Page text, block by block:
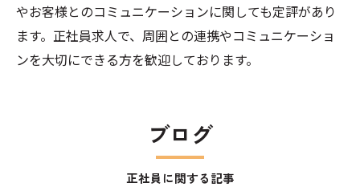
やお客様とのコミュニケーションに関しても定評があり
ます。正社員求人で、周囲との連携やコミュニケーショ
ンを大切にできる方を歓迎しております。
ブログ
正社員に関する記事